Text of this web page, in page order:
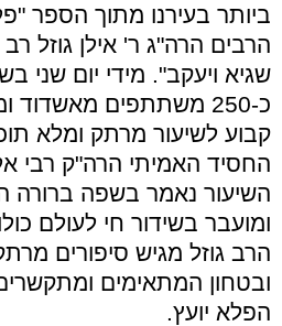
ביותר בעירנו מתוך הספר "
הרבים הרה"ג ר' אילן גוזל
שגיא ויעקב". מידי יום שני
כ-250 משתתפים
קבוע לשיעור מרתק ומלא
החסיד האמיתי הרה"ק רבי
השיעור נאמר בשפה ברורה
ומועבר בשידור חי לעולם
הרב גוזל מגיש סיפורים
ובטחון המתאימים
הפלא יועץ.